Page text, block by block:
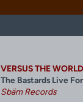
VERSUS THE WORLD
The Bastards Live
Sbäm Records